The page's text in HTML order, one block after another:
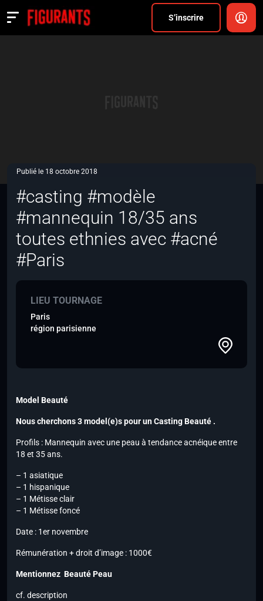
S’inscrire
Actualités
Publié le 18 octobre 2018
#casting #modèle
#mannequin 18/35 ans
toutes ethnies avec #acné
#Paris
LIEU TOURNAGE
Paris
région parisienne
Model Beauté
Nous cherchons 3 model(e)s pour un Casting Beauté .
Profils : Mannequin avec une peau à tendance acnéique entre
18 et 35 ans.
– 1 asiatique
– 1 hispanique
– 1 Métisse clair
– 1 Métisse foncé
Date : 1er novembre
Rémunération + droit d’image : 1000€
Mentionnez Beauté Peau
cf. description